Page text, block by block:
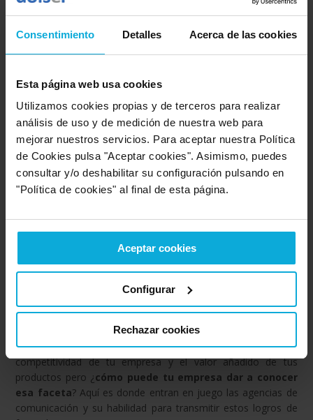
Consentimiento Detalles Acerca de las cookies
Esta página web usa cookies
Utilizamos cookies propias y de terceros para realizar
análisis de uso y de medición de nuestra web para
mejorar nuestros servicios. Para aceptar nuestra Política
de Cookies pulsa "Aceptar cookies". Asimismo, puedes
consultar y/o deshabilitar su configuración pulsando en
"Política de cookies" al final de esta página.
Aceptar cookies
Configurar
Rechazar cookies
humanizar tu compañía es esencial. Frente a los
otras fuentes con respecto al papel de las empresas, la
RSC es una baza perfecta para contrarrestarlos. Así, si
mejora del mundo, sentirá más empatía hacia ella.
Aumento de los ingresos
: esta es una consecuencia
inmediatamente derivada de los dos puntos anteriores.
Incluir un nuevo aspecto a tener en cuenta con
respecto a tus productos (en concreto, el aspecto
ético) hace que su valor añadido aumente
exponencialmente. Eso repercute tanto en el precio
adquirir tus productos.
¿Cómo una agencia de comunicación
te ayuda a hacer más visible la RSC?
Hasta aquí hemos comentado qué es la Responsabilidad
Social Corporativa, cómo puede ayudarte a mejorar la
competitividad de tu empresa y el valor añadido de tus
productos pero ¿cómo puede tu empresa dar a conocer
esa faceta? Aquí es donde entran en juego las agencias de
comunicación y su habilidad para transmitir estos logros de